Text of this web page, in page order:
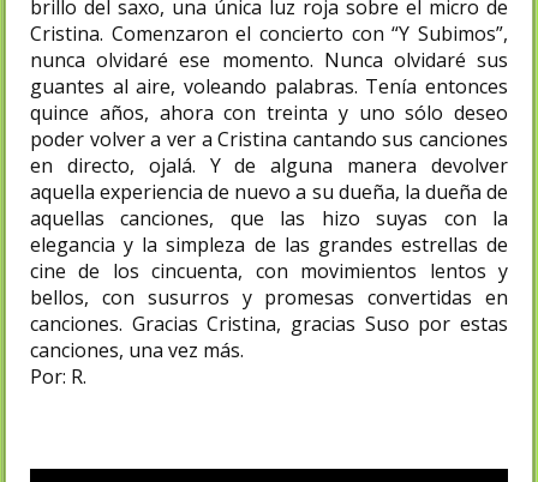
brillo del saxo, una única luz roja sobre el micro de
Cristina. Comenzaron el concierto con “Y Subimos”,
nunca olvidaré ese momento. Nunca olvidaré sus
guantes al aire, voleando palabras. Tenía entonces
quince años, ahora con treinta y uno sólo deseo
poder volver a ver a Cristina cantando sus canciones
en directo, ojalá. Y de alguna manera devolver
aquella experiencia de nuevo a su dueña, la dueña de
aquellas canciones, que las hizo suyas con la
elegancia y la simpleza de las grandes estrellas de
cine de los cincuenta, con movimientos lentos y
bellos, con susurros y promesas convertidas en
canciones. Gracias Cristina, gracias Suso por estas
canciones, una vez más.
Por: R.